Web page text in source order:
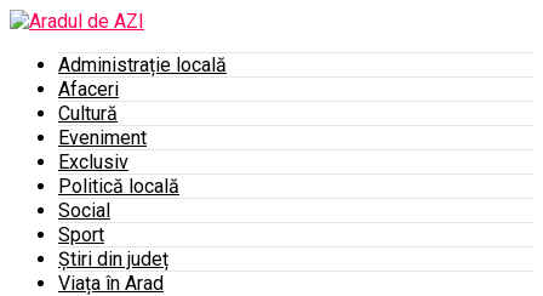
Administrație locală
Afaceri
Cultură
Eveniment
Exclusiv
Politică locală
Social
Sport
Știri din județ
Viața în Arad